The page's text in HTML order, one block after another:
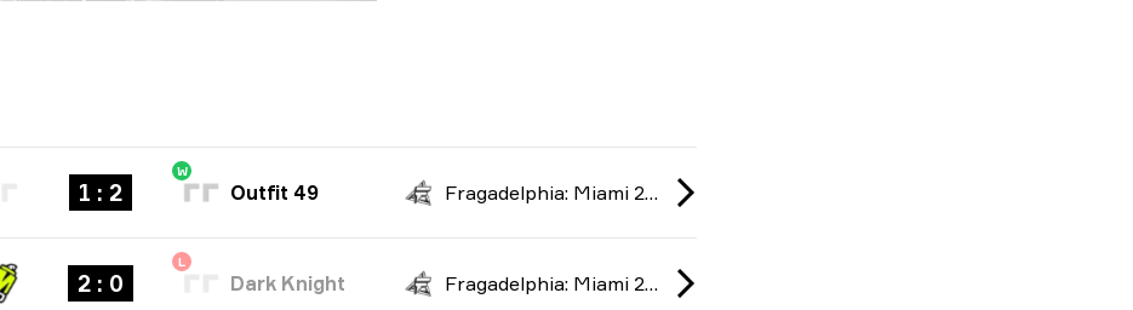
1 : 2
W
Outfit 49 Fragadelphia: Miami 2026
2 : 0
L
Dark Knight Fragadelphia: Miami 2026